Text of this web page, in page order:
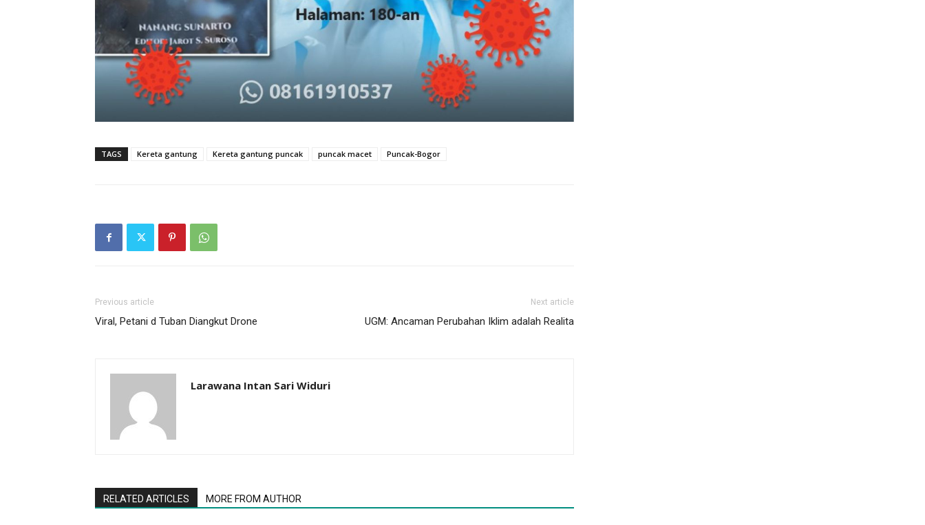
TAGS Kereta gantung Kereta gantung puncak puncak macet Puncak-Bogor
Previous article
Viral, Petani d Tuban Diangkut Drone
Next article
UGM: Ancaman Perubahan Iklim adalah Realita
Larawana Intan Sari Widuri
RELATED ARTICLES MORE FROM AUTHOR